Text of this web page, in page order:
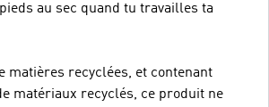
au sec quand tu travailles ta
matières recyclées, et contenant
matériaux recyclés, ce produit ne